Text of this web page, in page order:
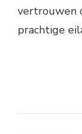
vertrouwen
prachtige